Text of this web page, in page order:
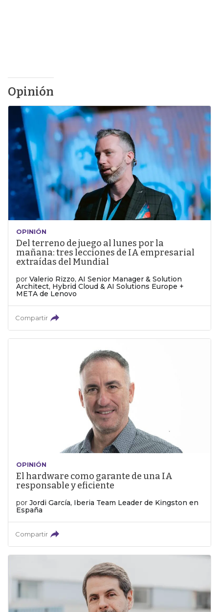
Opinión
OPINIÓN
Del terreno de juego al lunes por la
mañana: tres lecciones de IA empresarial
extraídas del Mundial
por Valerio Rizzo, AI Senior Manager & Solution
Architect, Hybrid Cloud & AI Solutions Europe +
META de Lenovo
Compartir
OPINIÓN
El hardware como garante de una IA
responsable y eficiente
por Jordi García, Iberia Team Leader de Kingston en
España
Compartir